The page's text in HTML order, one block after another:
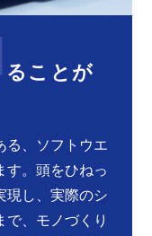
ることが
る、ソフトウエ
す。頭をひねっ
現し、実際のシ
で、モノづくり